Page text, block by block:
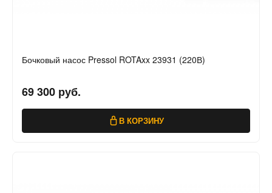
Бочковый насос Pressol ROTAxx 23931 (220В)
69 300 руб.
В КОРЗИНУ